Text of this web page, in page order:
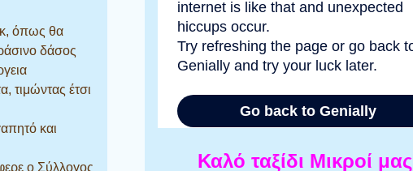
Καλό ταξίδι Μικροί μας
όπως θα
δάσος
τιμώντας έτσι
και
ο Σύλλογος